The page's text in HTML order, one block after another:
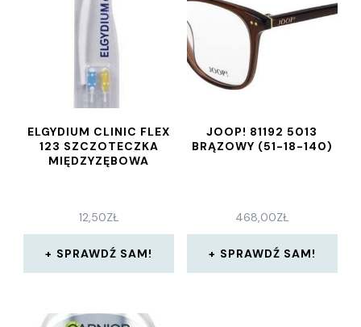
ELGYDIUM CLINIC FLEX
123 SZCZOTECZKA
MIĘDZYZĘBOWA
12,50ZŁ
SPRAWDŹ SAM!
JOOP! 81192 5013
BRĄZOWY (51-18-140)
468,00ZŁ
SPRAWDŹ SAM!